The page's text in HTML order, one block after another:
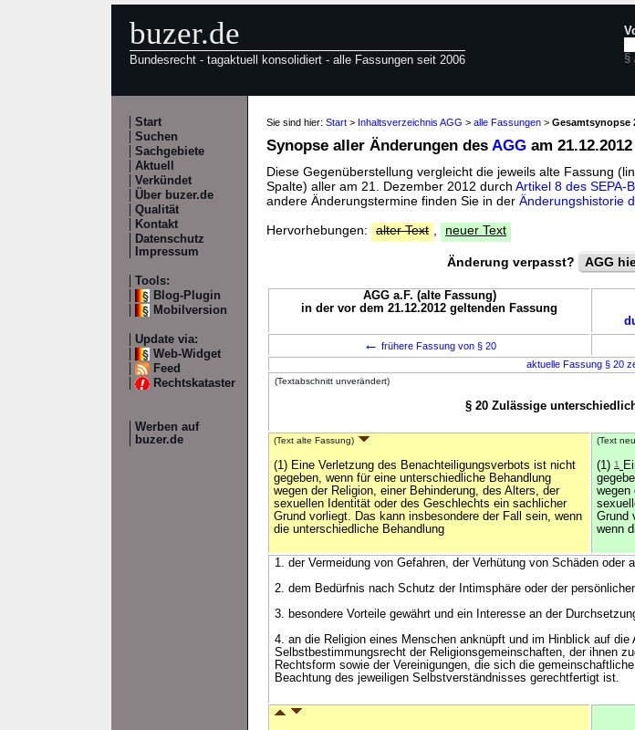
buzer.de
Bundesrecht - tagaktuell konsolidiert - alle Fassungen seit 2006 §
Start
Suchen
Sachgebiete
Aktuell
Verkündet
Über buzer.de
Qualität
Kontakt
Datenschutz
Impressum
Tools:
Blog-Plugin
Mobilversion
Update via:
Web-Widget
Feed
Rechtskataster
Werben auf
buzer.de
Sie sind hier: Start > Inhaltsverzeichnis AGG > alle Fassungen > Gesamtsynopse
Synopse aller Änderungen des AGG am 21.12.2012
Diese Gegenüberstellung vergleicht die jeweils alte Fassung
Spalte) aller am 21. Dezember 2012 durch Artikel 8 des SEPA-
andere Änderungstermine finden Sie in der Änderungshistorie
Hervorhebungen:
alter Text neuer Text
Änderung verpasst? AGG
AGG a.F. (alte Fassung)
in der vor dem 21.12.2012 geltenden Fassung
← frühere Fassung von § 20
aktuelle Fassung § 20
(Textabschnitt unverändert)
§ 20 Zulässige
(Text alte Fassung)
(1) Eine Verletzung des Benachteiligungsverbots ist nicht
gegeben, wenn für eine unterschiedliche Behandlung
wegen der Religion, einer Behinderung, des Alters, der
sexuellen Identität oder des Geschlechts ein sachlicher
Grund vorliegt. Das kann insbesondere der Fall sein, wenn
die unterschiedliche Behandlung
(Text
(1) 1
wegen
Grund
wenn
1. der Vermeidung von Gefahren, der Verhütung von Schäden oder
2. dem Bedürfnis nach Schutz der Intimsphäre oder der
3. besondere Vorteile gewährt und ein Interesse an der
4. an die Religion eines Menschen anknüpft und im Hinblick auf die
Selbstbestimmungsrecht der Religionsgemeinschaften, der ihnen
Rechtsform sowie der Vereinigungen, die sich die
Beachtung des jeweiligen Selbstverständnisses gerechtfertigt ist.